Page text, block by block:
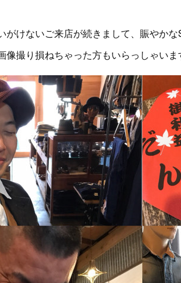
がけないご来店が続きまして、賑やか
像撮り損ねちゃった方もいらっしゃい